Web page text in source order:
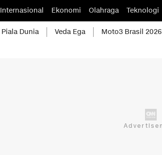
Internasional Ekonomi Olahraga Teknologi
Piala Dunia Veda Ega Moto3 Brasil 2026